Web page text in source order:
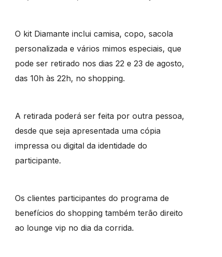
O kit Diamante inclui camisa, copo, sacola
personalizada e vários mimos especiais, que
pode ser retirado nos dias 22 e 23 de agosto,
das 10h às 22h, no shopping.
A retirada poderá ser feita por outra pessoa,
desde que seja apresentada uma cópia
impressa ou digital da identidade do
participante.
Os clientes participantes do programa de
benefícios do shopping também terão direito
ao lounge vip no dia da corrida.